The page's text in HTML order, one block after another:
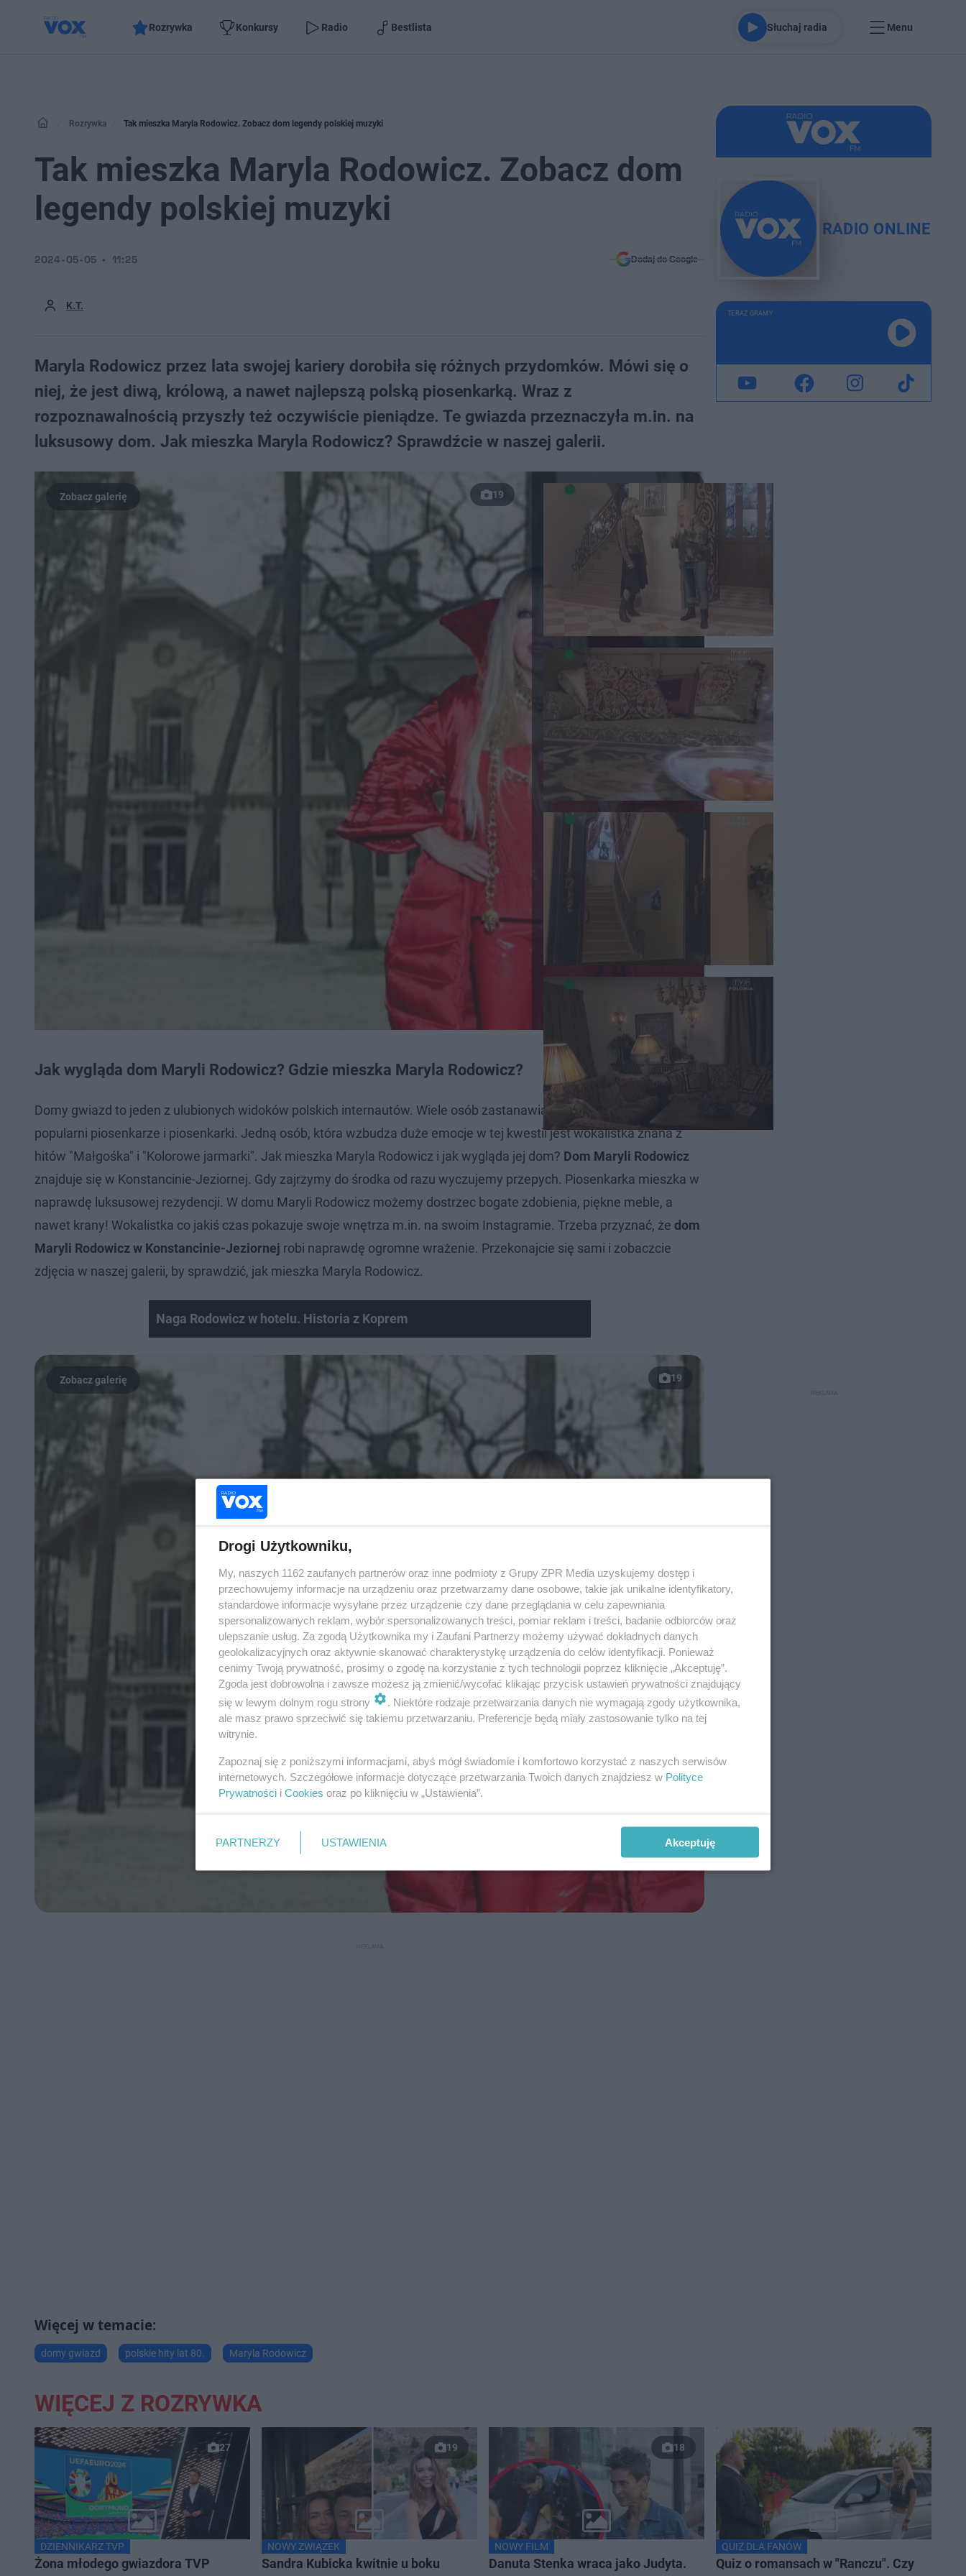
Rozrywka Konkursy Radio Bestlista Słuchaj radia Menu
Rozrywka Tak mieszka Maryla Rodowicz. Zobacz dom legendy polskiej muzyki
Tak mieszka Maryla Rodowicz. Zobacz dom
legendy polskiej muzyki
K.T.
2024-05-05 11:25 Dodaj do Google
Maryla Rodowicz przez lata swojej kariery dorobiła się różnych przydomków. Mówi się o
niej, że jest diwą, królową, a nawet najlepszą polską piosenkarką. Wraz z
rozpoznawalnością przyszły też oczywiście pieniądze. Te gwiazda przeznaczyła m.in. na
luksusowy dom. Jak mieszka Maryla Rodowicz? Sprawdźcie w naszej galerii.
19
Jak wygląda dom Maryli Rodowicz? Gdzie mieszka Maryla Rodowicz?
Domy gwiazd to jeden z ulubionych widoków polskich internautów. Wiele osób zastanawia się, jak mieszkają
popularni piosenkarze i piosenkarki. Jedną osób, która wzbudza duże emocje w tej kwestii jest wokalistka znana z
hitów "Małgośka" i "Kolorowe jarmarki". Jak mieszka Maryla Rodowicz i jak wygląda jej dom? Dom Maryli Rodowicz
znajduje się w Konstancinie-Jeziornej. Gdy zajrzymy do środka od razu wyczujemy przepych. Piosenkarka mieszka w
naprawdę luksusowej rezydencji. W domu Maryli Rodowicz możemy dostrzec bogate zdobienia, piękne meble, a
nawet krany! Wokalistka co jakiś czas pokazuje swoje wnętrza m.in. na swoim Instagramie. Trzeba przyznać, że dom
Maryli Rodowicz w Konstancinie-Jeziornej robi naprawdę ogromne wrażenie. Przekonajcie się sami i zobaczcie
zdjęcia w naszej galerii, by sprawdzić, jak mieszka Maryla Rodowicz.
Naga Rodowicz w hotelu. Historia z Koprem
19
domy gwiazd polskie hity lat 80. Maryla Rodowicz
RADIO ONLINE
TERAZ GRAMY
WIĘCEJ Z ROZRYWKA
27
DZIENNIKARZ TVP
Żona młodego gwiazdora TVP
19
NOWY ZWIĄZEK
Sandra Kubicka kwitnie u boku
18
NOWY FILM
Danuta Stenka wraca jako Judyta.
QUIZ DLA FANÓW
Quiz o romansach w "Ranczu". Czy
Drogi Użytkowniku,
My, naszych 1162 zaufanych partnerów oraz inne podmioty z Grupy ZPR Media uzyskujemy dostęp i
przechowujemy informacje na urządzeniu oraz przetwarzamy dane osobowe, takie jak unikalne identyfikatory,
standardowe informacje wysyłane przez urządzenie czy dane przeglądania w celu zapewniania
spersonalizowanych reklam, wybór spersonalizowanych treści, pomiar reklam i treści, badanie odbiorców oraz
ulepszanie usług. Za zgodą Użytkownika my i Zaufani Partnerzy możemy używać dokładnych danych
geolokalizacyjnych oraz aktywnie skanować charakterystykę urządzenia do celów identyfikacji. Ponieważ
cenimy Twoją prywatność, prosimy o zgodę na korzystanie z tych technologii poprzez kliknięcie „Akceptuję”.
Zgoda jest dobrowolna i zawsze możesz ją zmienić/wycofać klikając przycisk ustawień prywatności znajdujący
się w lewym dolnym rogu strony
. Niektóre rodzaje przetwarzania danych nie wymagają zgody użytkownika,
ale masz prawo sprzeciwić się takiemu przetwarzaniu. Preferencje będą miały zastosowanie tylko na tej
witrynie.
Zapoznaj się z poniższymi informacjami, abyś mógł świadomie i komfortowo korzystać z naszych serwisów
internetowych. Szczegółowe informacje dotyczące przetwarzania Twoich danych znajdziesz w Polityce
Prywatności i Cookies oraz po kliknięciu w „Ustawienia”.
PARTNERZY USTAWIENIA Akceptuję